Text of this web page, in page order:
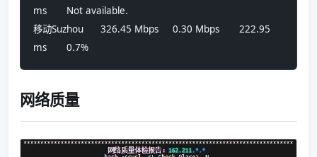
ms       Not available.
移动Suzhou      326.45 Mbps     0.30 Mbps       222.95
ms       0.7%
网络质量